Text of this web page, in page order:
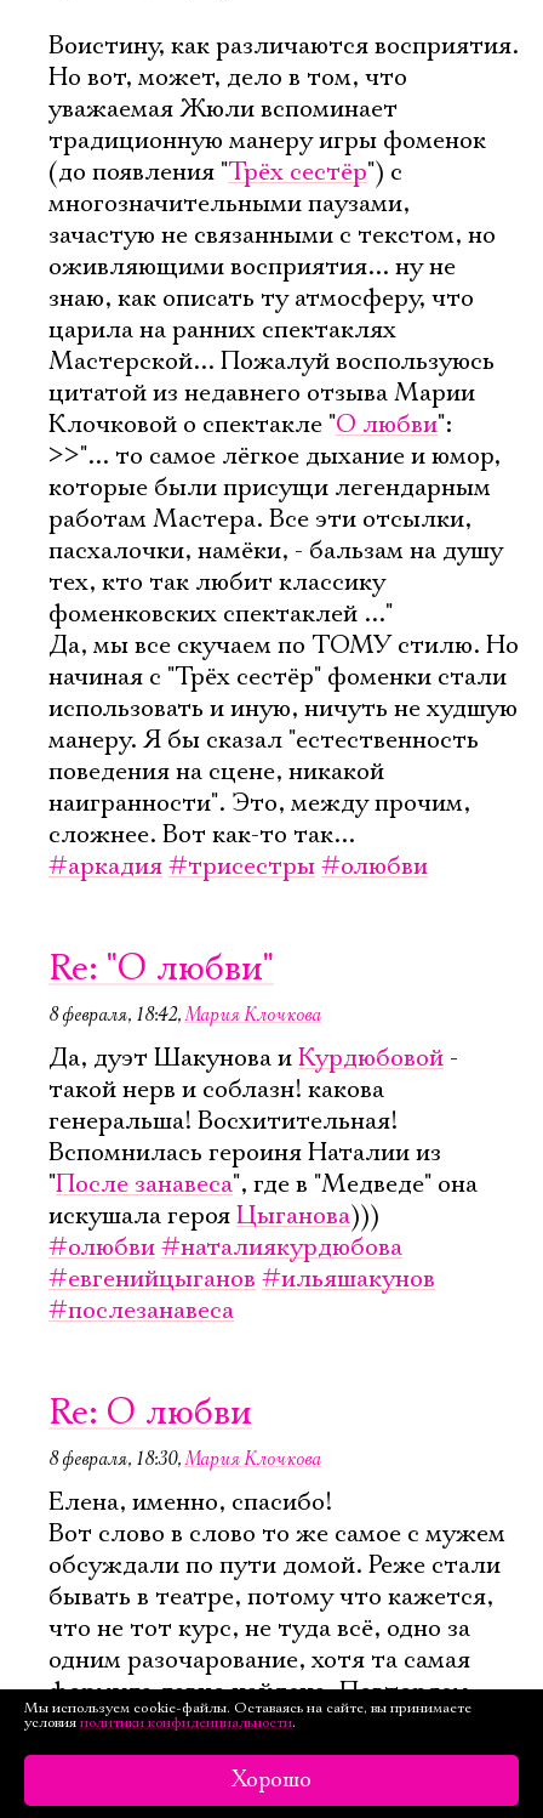
Воистину, как различаются восприятия.
Но вот, может, дело в том, что
уважаемая Жюли вспоминает
традиционную манеру игры фоменок
(до появления "Трёх сестёр") с
многозначительными паузами,
зачастую не связанными с текстом, но
оживляющими восприятия... ну не
знаю, как описать ту атмосферу, что
царила на ранних спектаклях
Мастерской... Пожалуй воспользуюсь
цитатой из недавнего отзыва Марии
Клочковой о спектакле "О любви":
>>"... то самое лёгкое дыхание и юмор,
которые были присущи легендарным
работам Мастера. Все эти отсылки,
пасхалочки, намёки, - бальзам на душу
тех, кто так любит классику
фоменковских спектаклей ..."
Да, мы все скучаем по ТОМУ стилю. Но
начиная с "Трёх сестёр" фоменки стали
использовать и иную, ничуть не худшую
манеру. Я бы сказал "естественность
поведения на сцене, никакой
наигранности". Это, между прочим,
сложнее. Вот как-то так...
#аркадия#трисестры#олюбви
Re: "О любви"
8 февраля, 18:42,Мария Клочкова
Да, дуэт Шакунова иКурдюбовой -
такой нерв и соблазн! какова
генеральша! Восхитительная!
Вспомнилась героиня Наталии из
"После занавеса", где в "Медведе" она
искушала герояЦыганова)))
#олюбви#наталиякурдюбова
#евгенийцыганов #ильяшакунов
#послезанавеса
Re: О любви
8 февраля, 18:30,Мария Клочкова
Елена, именно, спасибо!
Вот слово в слово то же самое с мужем
обсуждали по пути домой. Реже стали
бывать в театре, потому что кажется,
что не тот курс, не туда всё, одно за
одним разочарование, хотя та самая
формула давно найдена. Повторяем
регулярно золотой фонд спектаклей,
чтобы не было так грустно.
Мы используем cookie-файлы. Оставаясь на сайте, вы принимаете
условия политики конфиденциальности.
Хорошо